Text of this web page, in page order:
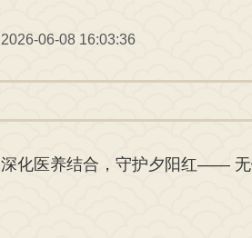
2026-06-08 16:03:36